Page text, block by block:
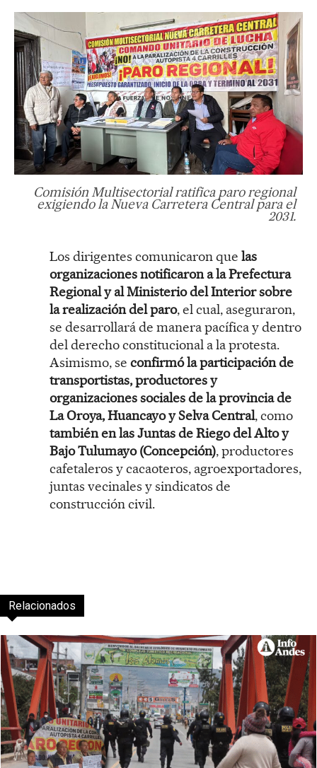
Comisión Multisectorial ratifica paro regional
exigiendo la Nueva Carretera Central para el
2031.
Los dirigentes comunicaron que las
organizaciones notificaron a la Prefectura
Regional y al Ministerio del Interior sobre
la realización del paro, el cual, aseguraron,
se desarrollará de manera pacífica y dentro
del derecho constitucional a la protesta.
Asimismo, se confirmó la participación de
transportistas, productores y
organizaciones sociales de la provincia de
La Oroya, Huancayo y Selva Central, como
también en las Juntas de Riego del Alto y
Bajo Tulumayo (Concepción), productores
cafetaleros y cacaoteros, agroexportadores,
juntas vecinales y sindicatos de
construcción civil.
Relacionados